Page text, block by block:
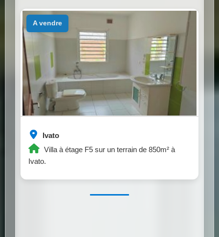
Ivato
Villa à étage F5 sur un terrain de 850m² à
Ivato.
a vendre